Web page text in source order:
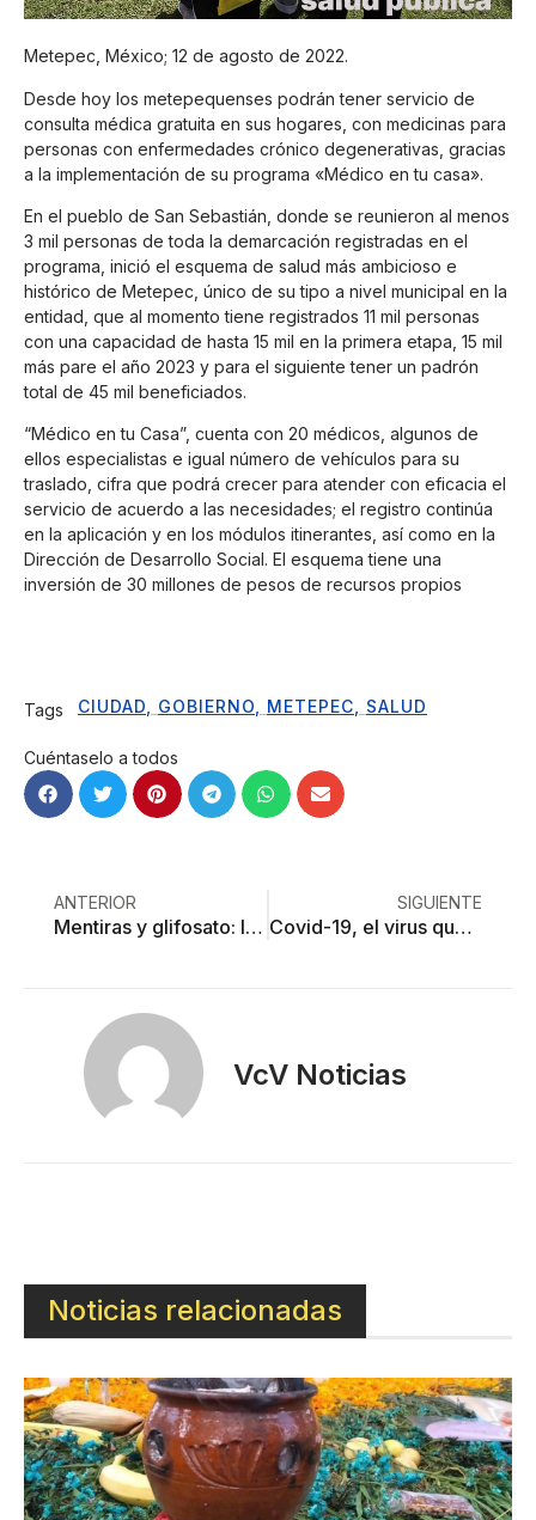
Metepec, México; 12 de agosto de 2022.
Desde hoy los metepequenses podrán tener servicio de
consulta médica gratuita en sus hogares, con medicinas para
personas con enfermedades crónico degenerativas, gracias
a la implementación de su programa «Médico en tu casa».
En el pueblo de San Sebastián, donde se reunieron al menos
3 mil personas de toda la demarcación registradas en el
programa, inició el esquema de salud más ambicioso e
histórico de Metepec, único de su tipo a nivel municipal en la
entidad, que al momento tiene registrados 11 mil personas
con una capacidad de hasta 15 mil en la primera etapa, 15 mil
más pare el año 2023 y para el siguiente tener un padrón
total de 45 mil beneficiados.
“Médico en tu Casa”, cuenta con 20 médicos, algunos de
ellos especialistas e igual número de vehículos para su
traslado, cifra que podrá crecer para atender con eficacia el
servicio de acuerdo a las necesidades; el registro continúa
en la aplicación y en los módulos itinerantes, así como en la
Dirección de Desarrollo Social. El esquema tiene una
inversión de 30 millones de pesos de recursos propios
Tags CIUDAD GOBIERNO METEPEC SALUD
Cuéntaselo a todos
ANTERIOR
Mentiras y glifosato: los Monsanto Papers y la ciencia para el negocio
SIGUIENTE
Covid-19, el virus que se perfeccionó en la basura
VcV Noticias
Noticias relacionadas